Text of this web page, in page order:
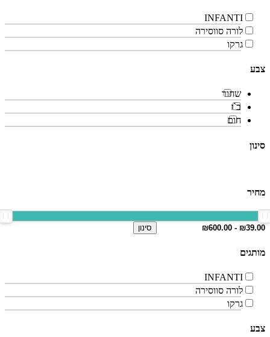
INFANTI
לורה סווסירה
גרקו
צבע
שחור
ב`ז
חום
סינון
מחיר
סינון
מותגים
INFANTI
לורה סווסירה
גרקו
צבע